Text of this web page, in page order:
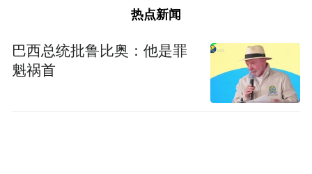
这个24小时开放的服务站，已成为新就业群
“暖心小家”。
热点新闻
巴西总统批鲁比奥：他是罪
魁祸首